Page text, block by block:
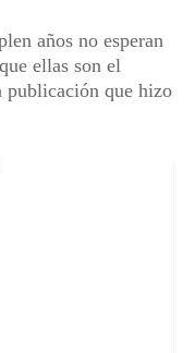
años no esperan
ellas son el
publicación que hizo